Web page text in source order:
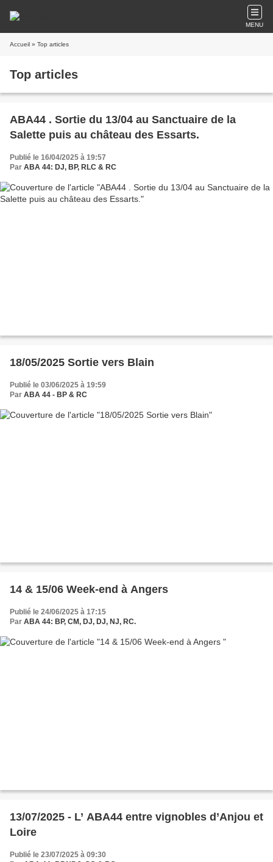
MENU
Accueil » Top articles
Top articles
ABA44 . Sortie du 13/04 au Sanctuaire de la
Salette puis au château des Essarts.
Publié le 16/04/2025 à 19:57
Par ABA 44: DJ, BP, RLC & RC
18/05/2025 Sortie vers Blain
Publié le 03/06/2025 à 19:59
Par ABA 44 - BP & RC
14 & 15/06 Week-end à Angers
Publié le 24/06/2025 à 17:15
Par ABA 44: BP, CM, DJ, DJ, NJ, RC.
13/07/2025 - L’ ABA44 entre vignobles d’Anjou et
Loire
Publié le 23/07/2025 à 09:30